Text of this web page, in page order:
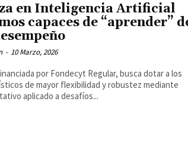
en Inteligencia Artificial
capaces de “aprender”
- 10 Marzo, 2026
por Fondecyt Regular, busca dotar a los
de mayor flexibilidad y robustez mediante
aplicado a desafíos...